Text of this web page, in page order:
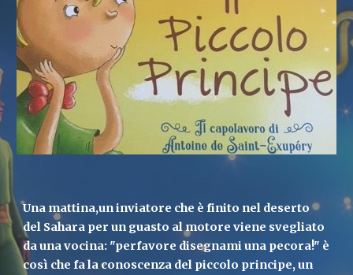
Una mattina,un inviatore che è finito nel deserto
del Sahara per un guasto al motore viene svegliato
da una vocina: "perfavore disegnami una pecora!" è
così che fa la conoscenza del piccolo principe, un